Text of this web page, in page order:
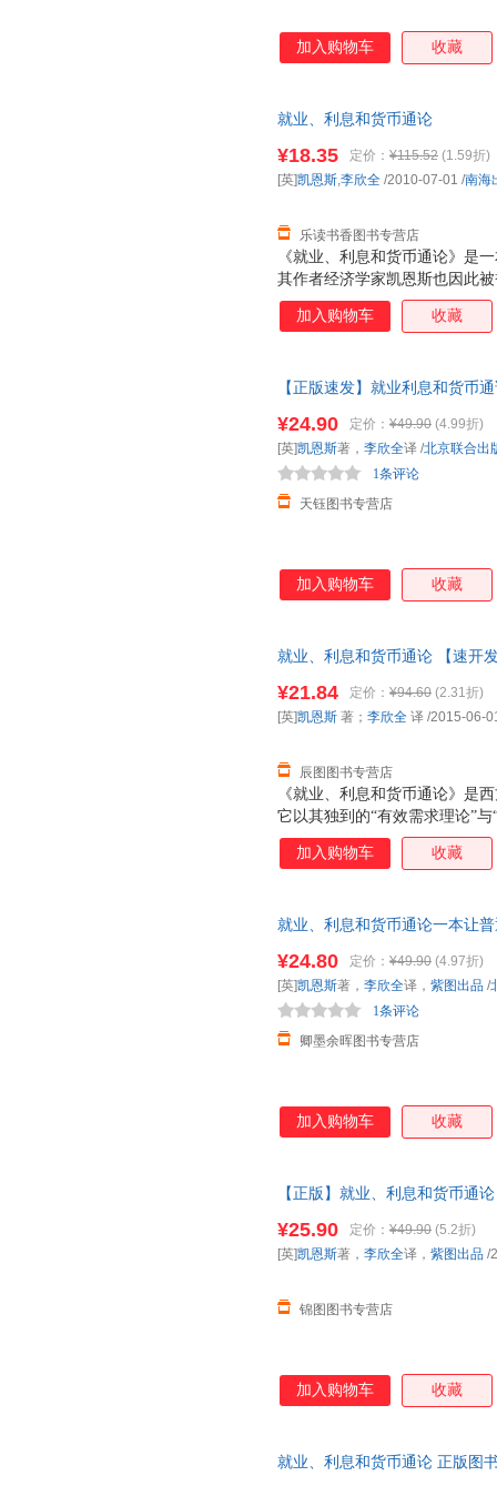
加入购物车 收藏
就业、利息和货币通论
《就业、利息和货币通论》是
其作者经济学家凯恩斯也因此
奠定了宏观经济学的基础， 并
论》并称为影响人类历史进程
业、利息和货币通论》”作为“
¥18.35 定价： ¥115.52 (1.59折)
乐读书香图书专营店
[英]凯恩斯,李欣全 /2010-07-01 /南海
加入购物车 收藏
【正版速发】就业利息和货币
¥24.90 定价： ¥49.90 (4.99折)
天钰图书专营店
1条评论
[英]凯恩斯著， 李欣全译 /北京联合出
加入购物车 收藏
就业、利息和货币通论 【速开
《就业、利息和货币通论》是
它以其独到的“有效需求理论”
束手无策的资本主义世界指出
然会随着经济的周期性波动而
所未有的方式体验经济学，即
¥21.84 定价： ¥94.60 (2.31折)
辰图图书专营店
[英]凯恩斯 著； 李欣全 译 /2015-06-
加入购物车 收藏
就业、利息和货币通论一本让
¥24.80 定价： ¥49.90 (4.97折)
卿墨余晖图书专营店
1条评论
[英]凯恩斯著， 李欣全译， 紫图出品 /
加入购物车 收藏
【正版】就业、利息和货币通
¥25.90 定价： ¥49.90 (5.2折)
锦图图书专营店
[英]凯恩斯著， 李欣全译， 紫图出品 /
加入购物车 收藏
就业、利息和货币通论 正版图